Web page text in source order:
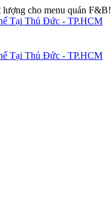
lượng cho menu quán F&B!